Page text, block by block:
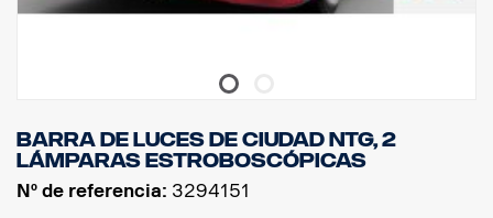
Barra de luces de ciudad NTG, 2
lámparas estroboscópicas
Nº de referencia: 3294151